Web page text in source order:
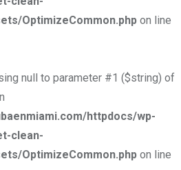
OptimizeCommon.php on line
null to parameter #1 ($string) of
httpdocs/wp-
clean-
OptimizeCommon.php on line